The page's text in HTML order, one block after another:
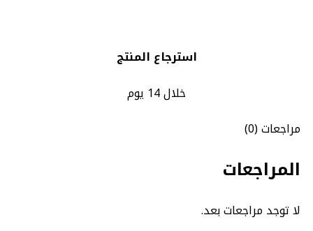
استرجاع المنتج
خلال 14 يوم
مراجعات (0)
المراجعات
لا توجد مراجعات بعد.